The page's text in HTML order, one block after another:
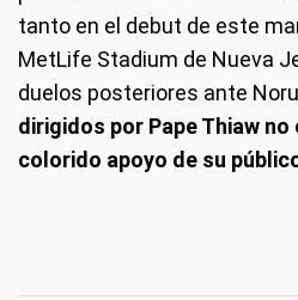
tanto en el debut de este
MetLife Stadium de Nueva
duelos posteriores ante
dirigidos por Pape Thiaw no
colorido apoyo de su